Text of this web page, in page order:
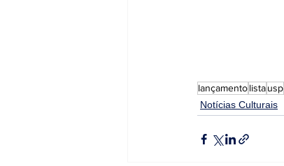
lançamentolistausp
Notícias Culturais